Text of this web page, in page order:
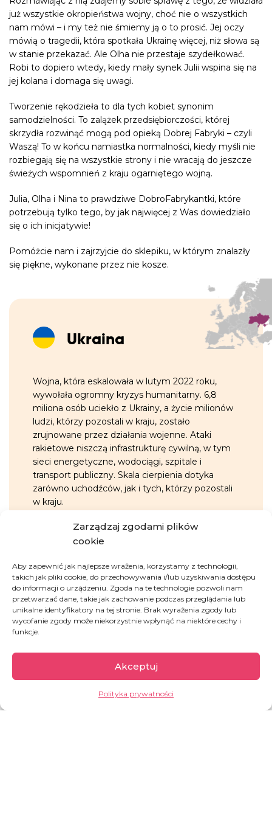
Zarządzaj zgodami plików
cookie
Aby zapewnić jak najlepsze wrażenia, korzystamy z technologii,
takich jak pliki cookie, do przechowywania i/lub uzyskiwania dostępu
do informacji o urządzeniu. Zgoda na te technologie pozwoli nam
przetwarzać dane, takie jak zachowanie podczas przeglądania lub
unikalne identyfikatory na tej stronie. Brak wyrażenia zgody lub
wycofanie zgody może niekorzystnie wpłynąć na niektóre cechy i
funkcje.
Akceptuj
Polityka prywatności
Ukraina
Wojna, która eskalowała w lutym 2022 roku,
wywołała ogromny kryzys humanitarny. 6,8
miliona osób uciekło z Ukrainy, a życie milionów
ludzi, którzy pozostali w kraju, zostało
zrujnowane przez działania wojenne. Ataki
rakietowe niszczą infrastrukturę cywilną, w tym
sieci energetyczne, wodociągi, szpitale i
transport publiczny. Skala cierpienia dotyka
zarówno uchodźców, jak i tych, którzy pozostali
w kraju.
GARŚĆ INFORMACJI
wewnętrznie przesiedlonych.
Ponad 12,6 miliona osób bezpośrednio
dotkniętych wojną – doznali ran,
stracili bliskich, a ich domy legły w
Zniszczenia infrastruktury objęły
między innymi 3 600 placówek
edukacyjnych.
już wszystkie okropieństwa wojny, choć nie o wszystkich
nam mówi – i my też nie śmiemy ją o to prosić. Jej oczy
mówią o tragedii, która spotkała Ukrainę więcej, niż słowa są
w stanie przekazać. Ale Olha nie przestaje szydełkować.
Robi to dopiero wtedy, kiedy mały synek Julii wspina się na
jej kolana i domaga się uwagi.
Tworzenie rękodzieła to dla tych kobiet synonim
samodzielności. To zalążek przedsiębiorczości, której
skrzydła rozwinąć mogą pod opieką Dobrej Fabryki – czyli
Waszą! To w końcu namiastka normalności, kiedy myśli nie
rozbiegają się na wszystkie strony i nie wracają do jeszcze
świeżych wspomnień z kraju ogarniętego wojną.
Julia, Olha i Nina to prawdziwe DobroFabrykantki, które
potrzebują tylko tego, by jak najwięcej z Was dowiedziało
się o ich inicjatywie!
Pomóżcie nam i zajrzyjcie do sklepiku, w którym znalazły
się piękne, wykonane przez nie kosze.